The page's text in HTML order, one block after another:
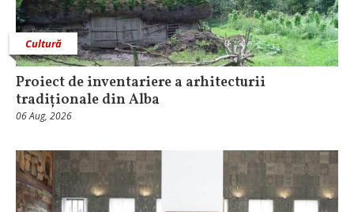
Cultură
Proiect de inventariere a arhitecturii
tradiționale din Alba
06 Aug, 2026